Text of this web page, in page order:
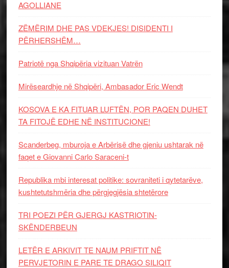
AGOLLIANE
ZËMËRIM DHE PAS VDEKJES! DISIDENTI I
PËRHERSHËM…
Patriotë nga Shqipëria vizituan Vatrën
Mirëseardhje në Shqipëri, Ambasador Eric Wendt
KOSOVA E KA FITUAR LUFTËN, POR PAQEN DUHET
TA FITOJË EDHE NË INSTITUCIONE!
Scanderbeg, mburoja e Arbërisë dhe gjeniu ushtarak në
faqet e Giovanni Carlo Saraceni-t
Republika mbi interesat politike: sovraniteti i qytetarëve,
kushtetutshmëria dhe përgjegjësia shtetërore
TRI POEZI PËR GJERGJ KASTRIOTIN-
SKËNDERBEUN
LETËR E ARKIVIT TE NAUM PRIFTIT NË
PERVJETORIN E PARE TE DRAGO SILIQIT